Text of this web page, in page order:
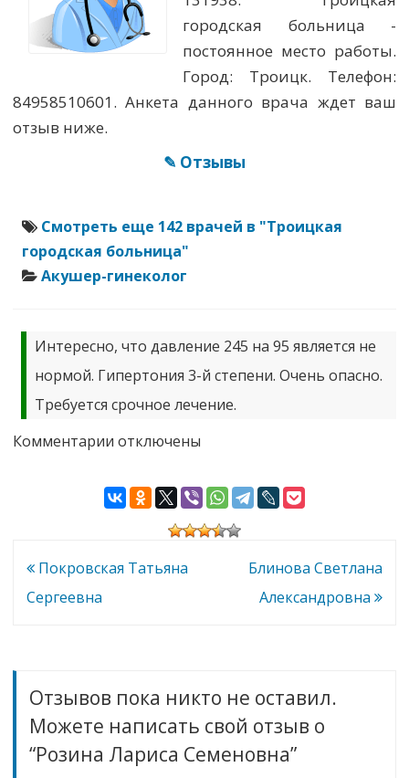
городская больница -
постоянное место работы.
Город: Троицк. Телефон:
84958510601. Анкета данного врача ждет ваш
отзыв ниже.
✎ Отзывы
Смотреть еще 142 врачей в "Троицкая
городская больница"
Акушер-гинеколог
Интересно, что давление 245 на 95 является не
нормой. Гипертония 3-й степени. Очень опасно.
Требуется срочное лечение.
Комментарии к
Лариса
Семеновна
отключены
Навигация
по
Покровская Татьяна
Сергеевна
Блинова Светлана
Александровна
Отзывов пока никто не оставил.
Можете написать свой отзыв о
“Розина Лариса Семеновна”